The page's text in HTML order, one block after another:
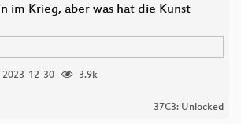
im Krieg, aber was hat die Kunst
2023-12-30
3.9k
37C3: Unlocked